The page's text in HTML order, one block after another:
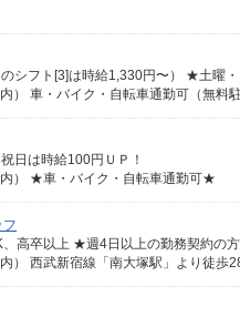
シフト[3]は時給1,330円〜） ★土曜
） 車・バイク・自転車通勤可（無料駐
日は時給100円ＵＰ！
） ★車・バイク・自転車通勤可★
高卒以上 ★週4日以上の勤務契約の
） 西武新宿線「南大塚駅」より徒歩